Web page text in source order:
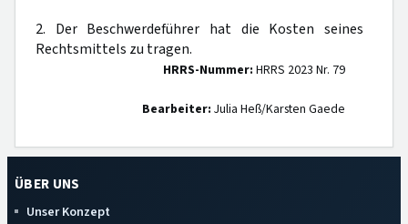
2. Der Beschwerdeführer hat die Kosten seines
Rechtsmittels zu tragen.
HRRS-Nummer: HRRS 2023 Nr. 79
Bearbeiter: Julia Heß/Karsten Gaede
ÜBER UNS
Unser Konzept